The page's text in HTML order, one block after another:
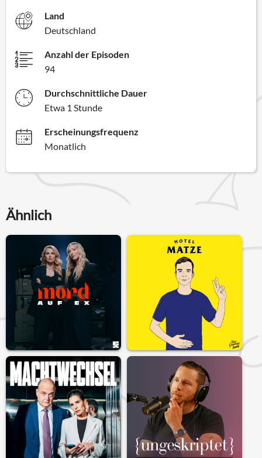
Land
Deutschland
Anzahl der Episoden
94
Durchschnittliche Dauer
Etwa 1 Stunde
Erscheinungsfrequenz
Monatlich
Ähnlich